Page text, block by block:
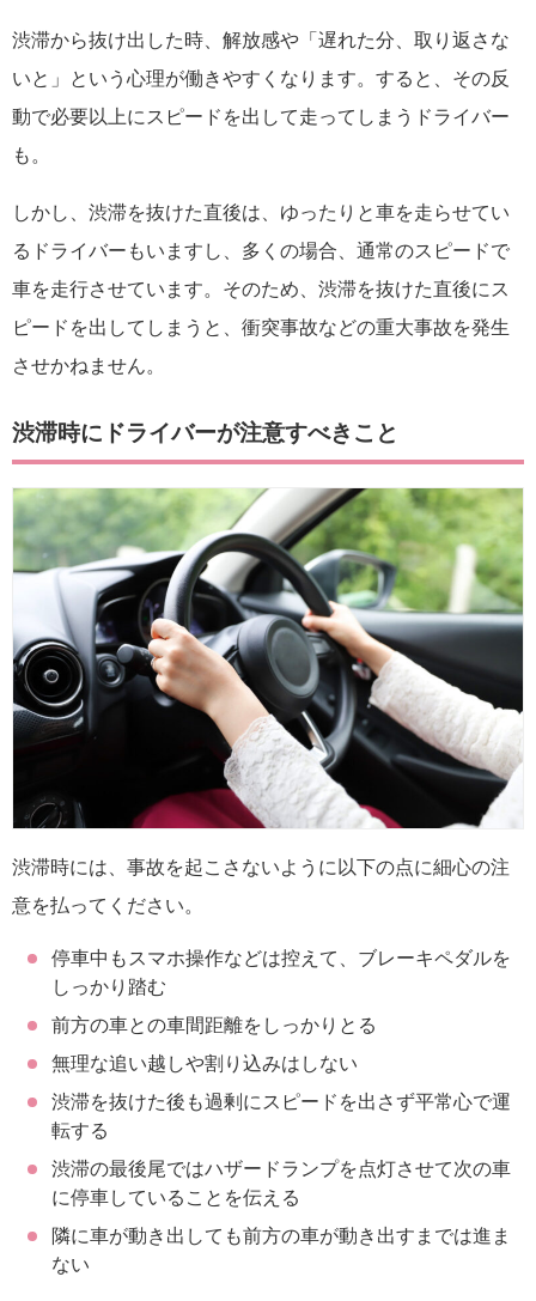
渋滞から抜け出した時、解放感や「遅れた分、取り返さな
いと」という心理が働きやすくなります。すると、その反
動で必要以上にスピードを出して走ってしまうドライバー
も。
しかし、渋滞を抜けた直後は、ゆったりと車を走らせてい
るドライバーもいますし、多くの場合、通常のスピードで
車を走行させています。そのため、渋滞を抜けた直後にス
ピードを出してしまうと、衝突事故などの重大事故を発生
させかねません。
渋滞時にドライバーが注意すべきこと
渋滞時には、事故を起こさないように以下の点に細心の注
意を払ってください。
停車中もスマホ操作などは控えて、ブレーキペダルを
しっかり踏む
前方の車との車間距離をしっかりとる
無理な追い越しや割り込みはしない
渋滞を抜けた後も過剰にスピードを出さず平常心で運
転する
渋滞の最後尾ではハザードランプを点灯させて次の車
に停車していることを伝える
隣に車が動き出しても前方の車が動き出すまでは進ま
ない